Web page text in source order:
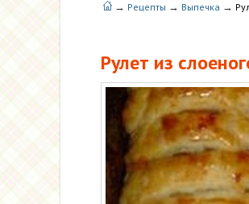
→ Рецепты → Выпечка →
Рулет из